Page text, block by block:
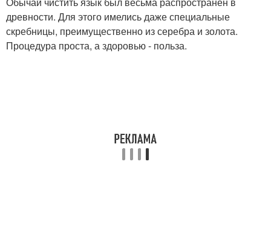
древности. Для этого имелись даже специальные
скребницы, преимущественно из серебра и золота.
Процедура проста, а здоровью - польза.